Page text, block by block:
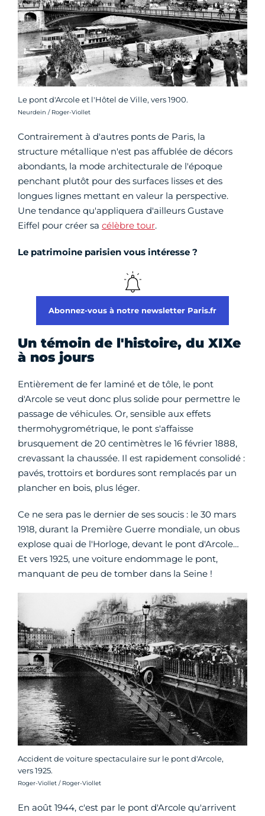
Le pont d'Arcole et l'Hôtel de Ville, vers 1900.
Crédit photo :
Neurdein / Roger-Viollet
Contrairement à d'autres ponts de Paris, la
structure métallique n'est pas affublée de décors
abondants, la mode architecturale de l'époque
penchant plutôt pour des surfaces lisses et des
longues lignes mettant en valeur la perspective.
Une tendance qu'appliquera d'ailleurs Gustave
Eiffel pour créer sa célèbre tour.
Le patrimoine parisien vous intéresse ?
Abonnez-vous à notre newsletter Paris.fr
Un témoin de l'histoire, du XIXe
à nos jours
Entièrement de fer laminé et de tôle, le pont
d'Arcole se veut donc plus solide pour permettre le
passage de véhicules. Or, sensible aux effets
thermohygrométrique, le pont s'affaisse
brusquement de 20 centimètres le 16 février 1888,
crevassant la chaussée. Il est rapidement consolidé :
pavés, trottoirs et bordures sont remplacés par un
plancher en bois, plus léger.
Ce ne sera pas le dernier de ses soucis : le 30 mars
1918, durant la Première Guerre mondiale, un obus
explose quai de l'Horloge, devant le pont d'Arcole…
Et vers 1925, une voiture endommage le pont,
manquant de peu de tomber dans la Seine !
Accident de voiture spectaculaire sur le pont d'Arcole,
vers 1925.
Crédit photo :
Roger-Viollet / Roger-Viollet
En août 1944, c'est par le pont d'Arcole qu'arrivent